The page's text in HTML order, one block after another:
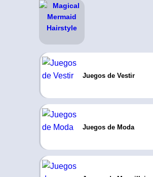
Juegos de Vestir
Juegos de Moda